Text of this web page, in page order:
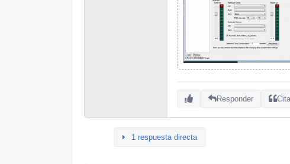
Responder
1 respuesta directa